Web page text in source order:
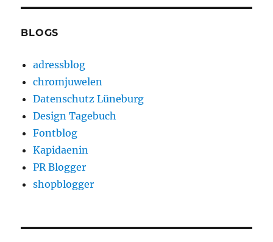
BLOGS
adressblog
chromjuwelen
Datenschutz Lüneburg
Design Tagebuch
Fontblog
Kapidaenin
PR Blogger
shopblogger